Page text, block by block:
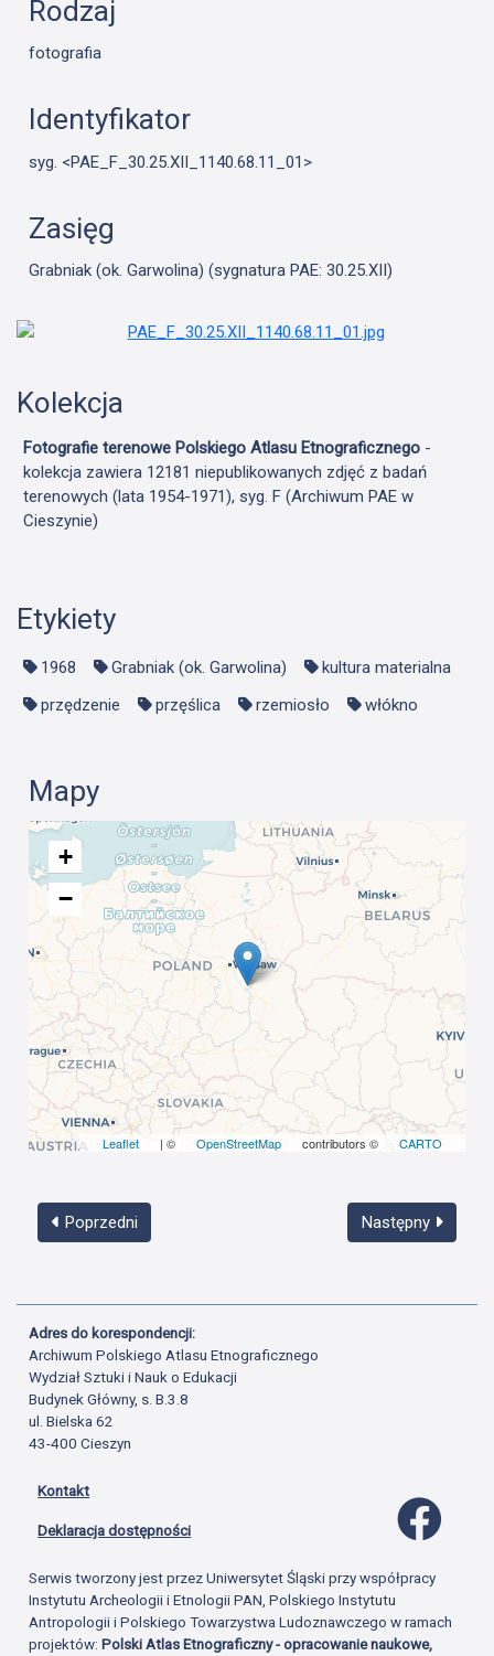
Rodzaj
fotografia
Identyfikator
syg. <PAE_F_30.25.XII_1140.68.11_01>
Zasięg
Grabniak (ok. Garwolina) (sygnatura PAE: 30.25.XII)
Kolekcja
Fotografie terenowe Polskiego Atlasu Etnograficznego -
kolekcja zawiera 12181 niepublikowanych zdjęć z badań
terenowych (lata 1954-1971), syg. F (Archiwum PAE w
Cieszynie)
Etykiety
1968 Grabniak (ok. Garwolina)
kultura materialna
przędzenie
przęślica rzemiosło włókno
Mapy
+
−
Leaflet | © OpenStreetMap contributors © CARTO
Poprzedni Następny
Adres do korespondencji:
Archiwum Polskiego Atlasu Etnograficznego
Wydział Sztuki i Nauk o Edukacji
Budynek Główny, s. B.3.8
ul. Bielska 62
43-400 Cieszyn
Kontakt
Deklaracja dostępności
Serwis tworzony jest przez Uniwersytet Śląski przy współpracy
Instytutu Archeologii i Etnologii PAN, Polskiego Instytutu
Antropologii i Polskiego Towarzystwa Ludoznawczego w ramach
projektów:Polski Atlas Etnograficzny - opracowanie naukowe,